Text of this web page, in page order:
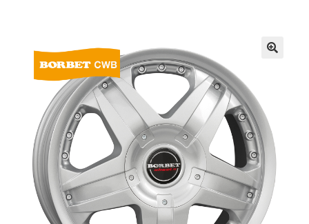
Tilausohjeet
Vanteiden osto-opas
Auton renkaat
Yhteystiedot